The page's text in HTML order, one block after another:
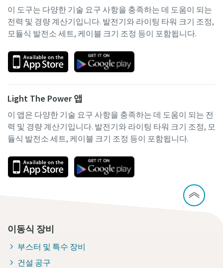
이 도구는 다양한 기술 요구 사항을 충족하는 데 도움이 되는
전력 및 경량 계산기입니다. 발전기와 라이팅 타워 크기 조정,
모듈식 발전소 세트, 케이블 크기 조정 등이 포함됩니다.
Light The Power 앱
이 앱은 다양한 기술 요구 사항을 충족하는 데 도움이 되는 전
력 및 경량 계산기입니다. 발전기와 라이팅 타워 크기 조정, 모
듈식 발전소 세트, 케이블 크기 조정 등이 포함됩니다.
이동식 장비
부스터 및 특수 장비
건설 공구